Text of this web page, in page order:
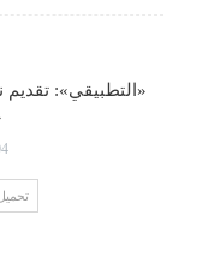
«التطبيقي»: